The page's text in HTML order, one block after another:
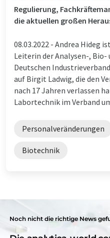
Regulierung,
die aktuellen großen
08.03.2022 - Andrea Hideg
Leiterin der Analysen-,
Deutschen
auf Birgit Ladwig, die den
nach 17 Jahren verlassen
Labortechnik im Verband
Personalveränderungen
Biotechnik
Noch nicht die richtige News